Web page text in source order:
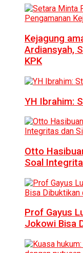
Kejagung
Ardiansyah,
KPK
YH Ibrahim:
Otto
Soal
Prof Gayus
Jokowi Bisa